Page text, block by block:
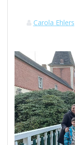
Carola Ehlers